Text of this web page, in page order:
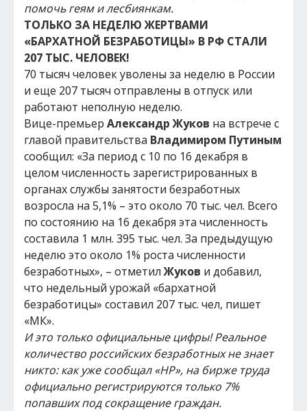
помочь геям и лесбиянкам.
ТОЛЬКО ЗА НЕДЕЛЮ ЖЕРТВАМИ
«БАРХАТНОЙ БЕЗРАБОТИЦЫ» В РФ СТАЛИ
207 ТЫС. ЧЕЛОВЕК!
70 тысяч человек уволены за неделю в России
и еще 207 тысяч отправлены в отпуск или
работают неполную неделю.
Вице-премьерАлександр Жуков на встрече с
главой правительства Владимиром Путиным
сообщил: «За период с 10 по 16 декабря в
целом численность зарегистрированных в
органах службы занятости безработных
возросла на 5,1% – это около 70 тыс. чел. Всего
по состоянию на 16 декабря эта численность
составила 1 млн. 395 тыс. чел. За предыдущую
неделю это около 1% роста численности
безработных», – отметилЖуков и добавил,
что недельный урожай «бархатной
безработицы» составил 207 тыс. чел, пишет
«МК».
И это только официальные цифры! Реальное
количество российских безработных не знает
никто: как уже сообщал «НР», на бирже труда
официально регистрируются только 7%
попавших под сокращение граждан.